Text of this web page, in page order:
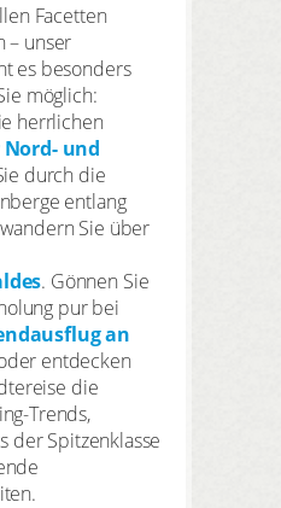
Facetten
– unser
es besonders
möglich:
herrlichen
und
durch die
entlang
Sie über
. Gönnen Sie
pur bei
an
entdecken
die
Trends,
der Spitzenklasse